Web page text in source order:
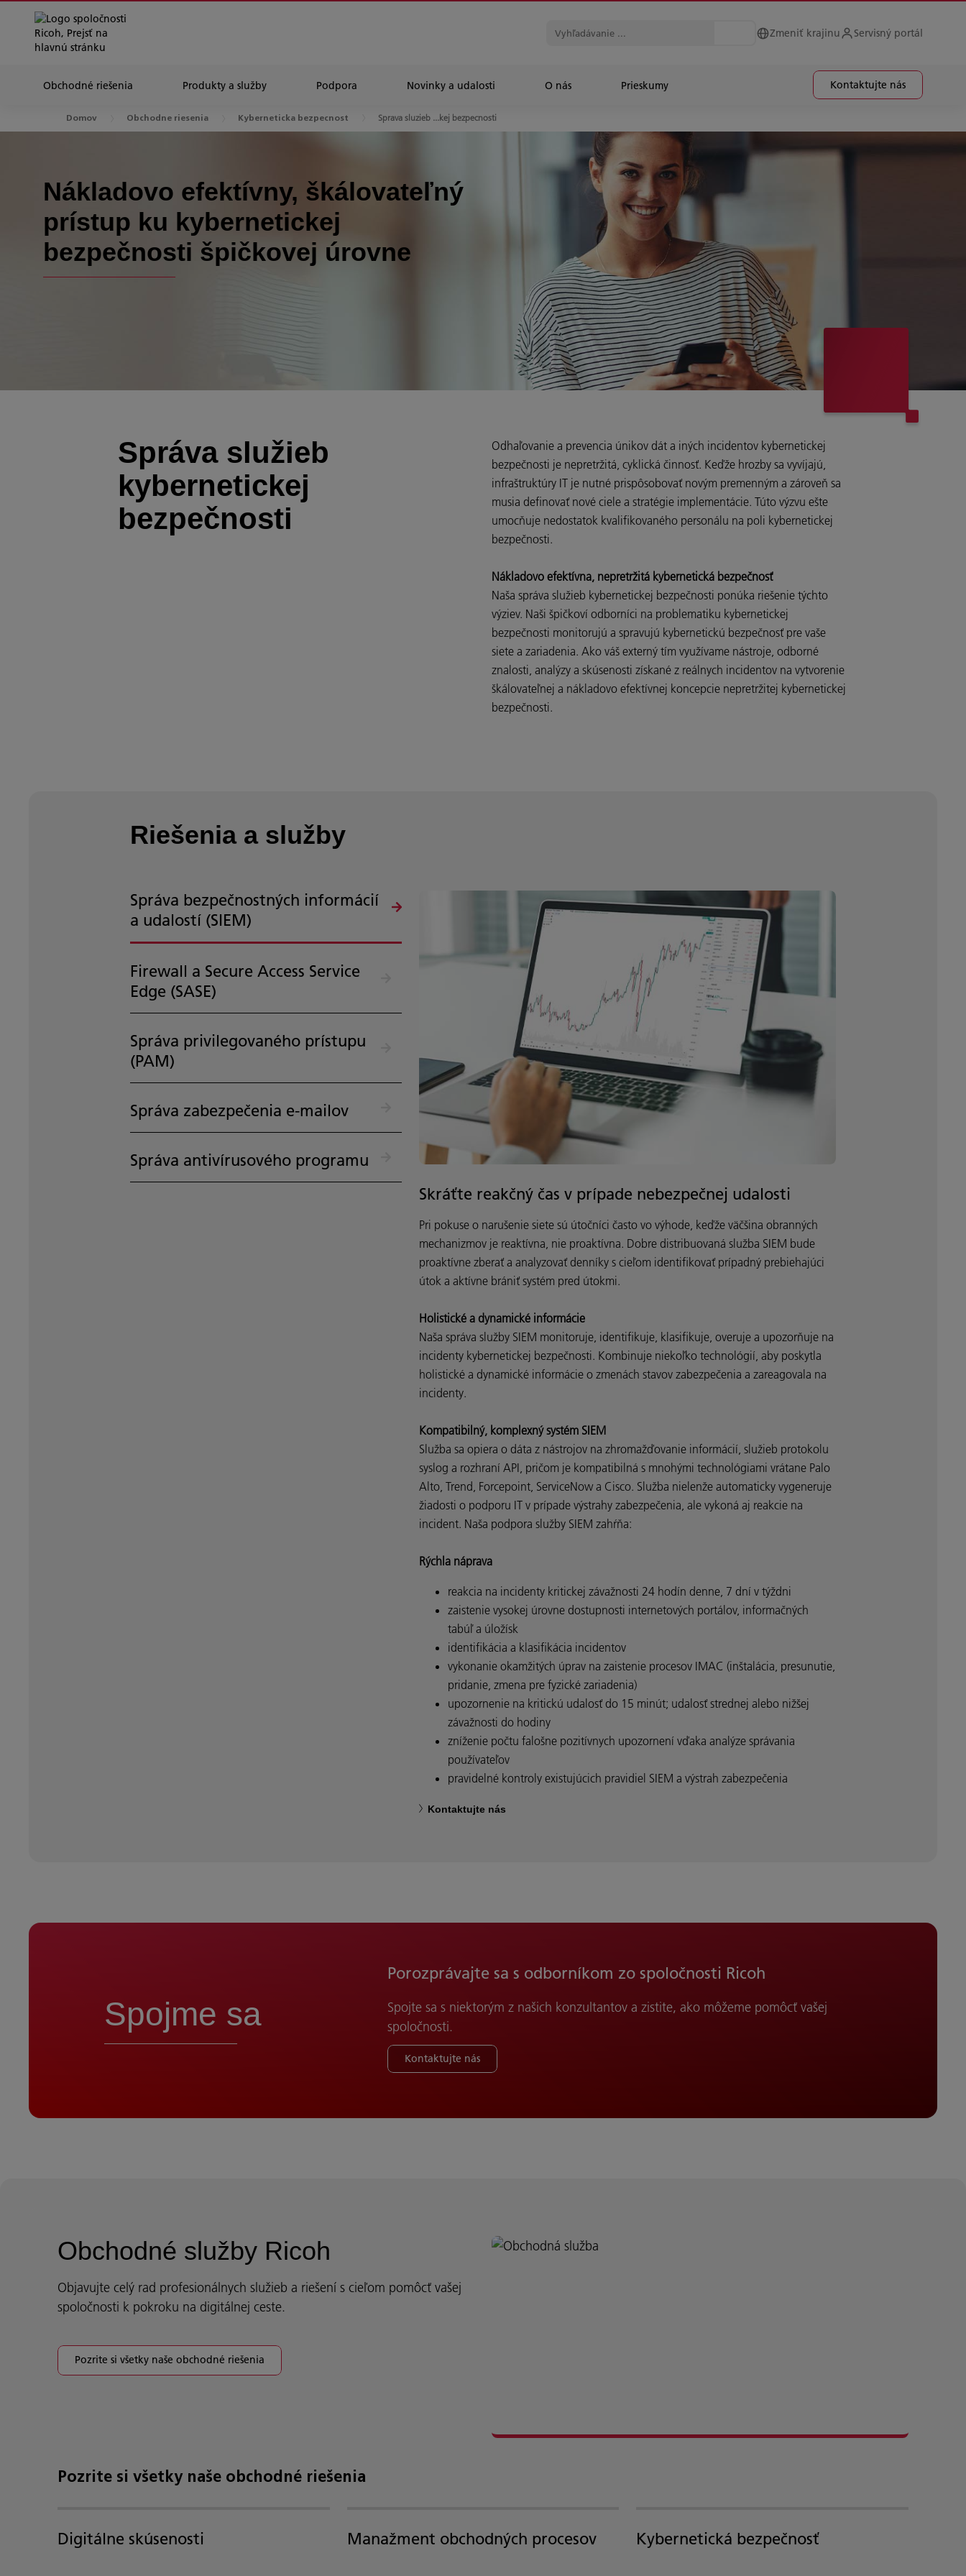
Zmeniť krajinu Servisný portál
Obchodné riešenia Produkty a služby Podpora Novinky a udalosti O nás Prieskumy Kontaktujte nás
Domov Obchodne riesenia Kyberneticka bezpecnost Sprava sluzieb ...kej bezpecnosti
Nákladovo efektívny, škálovateľný
prístup ku kybernetickej
bezpečnosti špičkovej úrovne
Správa služieb
kybernetickej
bezpečnosti
Odhaľovanie a prevencia únikov dát a iných incidentov kybernetickej
bezpečnosti je nepretržitá, cyklická činnosť. Keďže hrozby sa vyvíjajú,
infraštruktúry IT je nutné prispôsobovať novým premenným a zároveň sa
musia definovať nové ciele a stratégie implementácie. Túto výzvu ešte
umocňuje nedostatok kvalifikovaného personálu na poli kybernetickej
bezpečnosti.
Nákladovo efektívna, nepretržitá kybernetická bezpečnosť
Naša správa služieb kybernetickej bezpečnosti ponúka riešenie týchto
výziev. Naši špičkoví odborníci na problematiku kybernetickej
bezpečnosti monitorujú a spravujú kybernetickú bezpečnosť pre vaše
siete a zariadenia. Ako váš externý tím využívame nástroje, odborné
znalosti, analýzy a skúsenosti získané z reálnych incidentov na vytvorenie
škálovateľnej a nákladovo efektívnej koncepcie nepretržitej kybernetickej
bezpečnosti.
Riešenia a služby
Správa bezpečnostných informácií
a udalostí (SIEM)
Firewall a Secure Access Service
Edge (SASE)
Správa privilegovaného prístupu
(PAM)
Správa zabezpečenia e-mailov
Správa antivírusového programu
Skráťte reakčný čas v prípade nebezpečnej udalosti
Pri pokuse o narušenie siete sú útočníci často vo výhode, keďže väčšina obranných
mechanizmov je reaktívna, nie proaktívna. Dobre distribuovaná služba SIEM bude
proaktívne zberať a analyzovať denníky s cieľom identifikovať prípadný prebiehajúci
útok a aktívne brániť systém pred útokmi.
Holistické a dynamické informácie
Naša správa služby SIEM monitoruje, identifikuje, klasifikuje, overuje a upozorňuje na
incidenty kybernetickej bezpečnosti. Kombinuje niekoľko technológií, aby poskytla
holistické a dynamické informácie o zmenách stavov zabezpečenia a zareagovala na
incidenty.
Kompatibilný, komplexný systém SIEM
Služba sa opiera o dáta z nástrojov na zhromažďovanie informácií, služieb protokolu
syslog a rozhraní API, pričom je kompatibilná s mnohými technológiami vrátane Palo
Alto, Trend, Forcepoint, ServiceNow a Cisco. Služba nielenže automaticky vygeneruje
žiadosti o podporu IT v prípade výstrahy zabezpečenia, ale vykoná aj reakcie na
incident. Naša podpora služby SIEM zahŕňa:
Rýchla náprava
reakcia na incidenty kritickej závažnosti 24 hodín denne, 7 dní v týždni
zaistenie vysokej úrovne dostupnosti internetových portálov, informačných
tabúľ a úložísk
identifikácia a klasifikácia incidentov
vykonanie okamžitých úprav na zaistenie procesov IMAC (inštalácia, presunutie,
pridanie, zmena pre fyzické zariadenia)
upozornenie na kritickú udalosť do 15 minút; udalosť strednej alebo nižšej
závažnosti do hodiny
zníženie počtu falošne pozitívnych upozornení vďaka analýze správania
používateľov
pravidelné kontroly existujúcich pravidiel SIEM a výstrah zabezpečenia
Kontaktujte nás
Spojme sa
Porozprávajte sa s odborníkom zo spoločnosti Ricoh
Spojte sa s niektorým z našich konzultantov a zistite, ako môžeme pomôcť vašej
spoločnosti.
Kontaktujte nás
Obchodné služby Ricoh
Objavujte celý rad profesionálnych služieb a riešení s cieľom pomôcť vašej
spoločnosti k pokroku na digitálnej ceste.
Pozrite si všetky naše obchodné riešenia
Pozrite si všetky naše obchodné riešenia
Digitálne skúsenosti Manažment obchodných procesov Kybernetická bezpečnosť